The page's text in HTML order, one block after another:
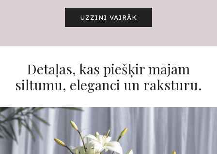
UZZINI VAIRĀK
Detaļas, kas piešķir mājām
siltumu, eleganci un raksturu.